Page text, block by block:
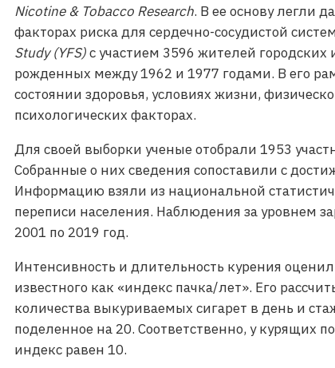
Nicotine & Tobacco Research. В ее основу легли
факторах риска для сердечно-сосудистой
Study (YFS)с участием 3596 жителей
рожденных между 1962 и 1977 годами. В его
состоянии здоровья, условиях жизни,
психологических факторах.
Для своей выборки ученые отобрали 1953
Собранные о них сведения сопоставили с
Информацию взяли из национальной
переписи населения. Наблюдения за уровнем
2001 по 2019 год.
Интенсивность и длительность курения
известного как «индекс пачка/лет». Его
количества выкуриваемых сигарет в день и
поделенное на 20. Соответственно, у курящих
индекс равен 10.